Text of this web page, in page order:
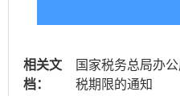
相关文
档：
国家税务总局办
税期限的通知